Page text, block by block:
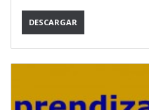
DESCARGAR